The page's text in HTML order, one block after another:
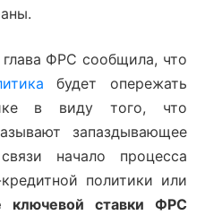
ФРС сообщила, что
будет опережать
в виду того, что
запаздывающее
начало процесса
политики или
ключевой ставки ФРC